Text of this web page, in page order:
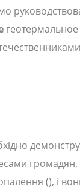
геотермальное
громадян,
(), і